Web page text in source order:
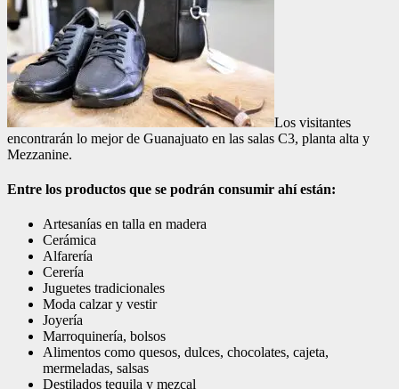
Los visitantes
encontrarán lo mejor de Guanajuato en las salas C3, planta alta y
Mezzanine.
Entre los productos que se podrán consumir ahí están:
Artesanías en talla en madera
Cerámica
Alfarería
Cerería
Juguetes tradicionales
Moda calzar y vestir
Joyería
Marroquinería, bolsos
Alimentos como quesos, dulces, chocolates, cajeta,
mermeladas, salsas
Destilados tequila y mezcal